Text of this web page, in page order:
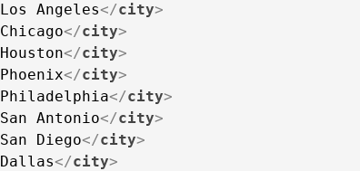
Los Angeles</city>
Chicago</city>
Houston</city>
Phoenix</city>
Philadelphia</city>
San Antonio</city>
San Diego</city>
Dallas</city>